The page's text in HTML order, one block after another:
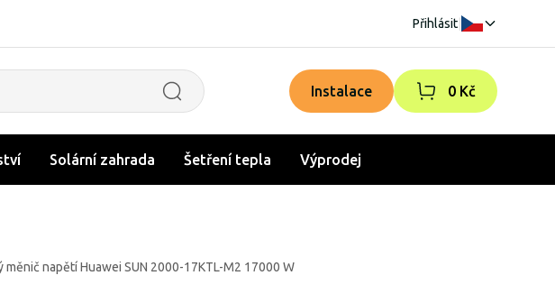
Přihlásit
Instalace 0 Kč
Solární zahrada Šetření tepla Výprodej
měnič napětí Huawei SUN 2000-17KTL-M2 17000 W